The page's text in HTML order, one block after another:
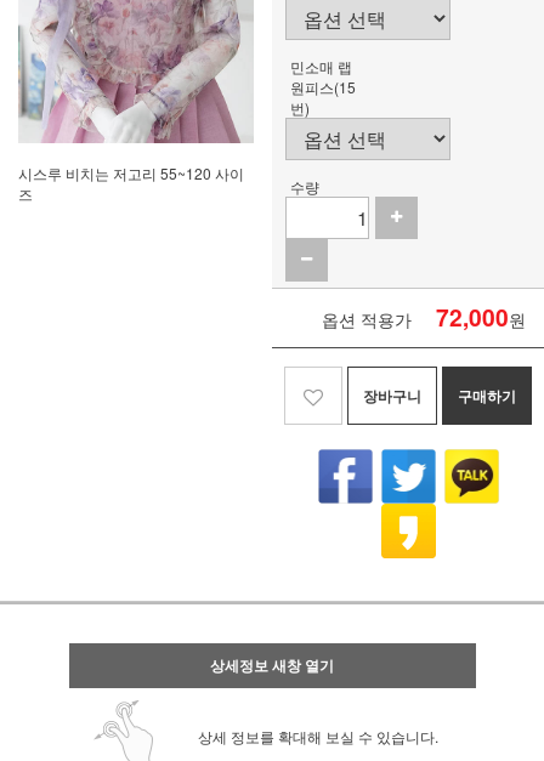
시스루 비치는 저고리 55~120 사이
즈
민소매 랩
원피스(15
번)
수량
옵션 적용가 72,000원
장바구니 구매하기
상세정보 새창 열기
상세 정보를 확대해 보실 수 있습니다.